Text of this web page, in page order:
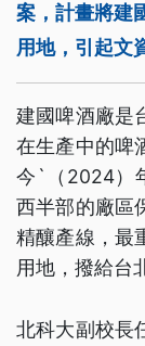
案，計畫將建
用地，引起文
建國啤酒廠是
在生產中的啤
今`（2024）
西半部的廠區
精釀產線，最
用地，撥給台
北科大副校長